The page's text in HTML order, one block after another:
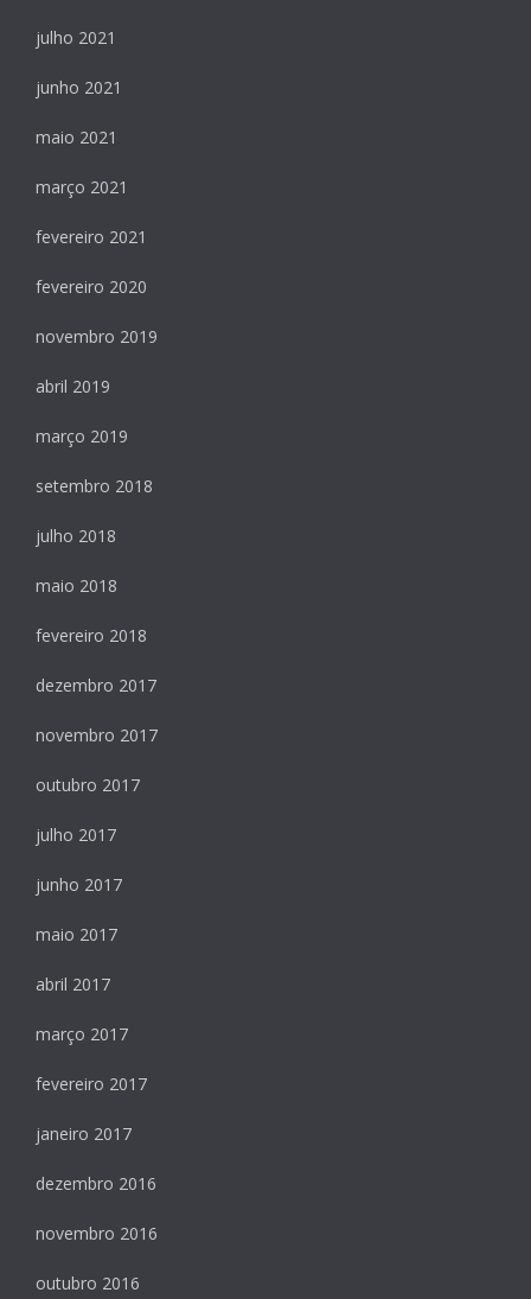
julho 2021
junho 2021
maio 2021
março 2021
fevereiro 2021
fevereiro 2020
novembro 2019
abril 2019
março 2019
setembro 2018
julho 2018
maio 2018
fevereiro 2018
dezembro 2017
novembro 2017
outubro 2017
julho 2017
junho 2017
maio 2017
abril 2017
março 2017
fevereiro 2017
janeiro 2017
dezembro 2016
novembro 2016
outubro 2016